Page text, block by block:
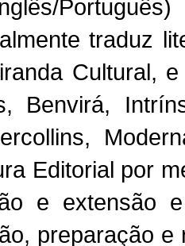
traduz
Cultural,
Benvirá,
Editorial por
e extensão
preparação